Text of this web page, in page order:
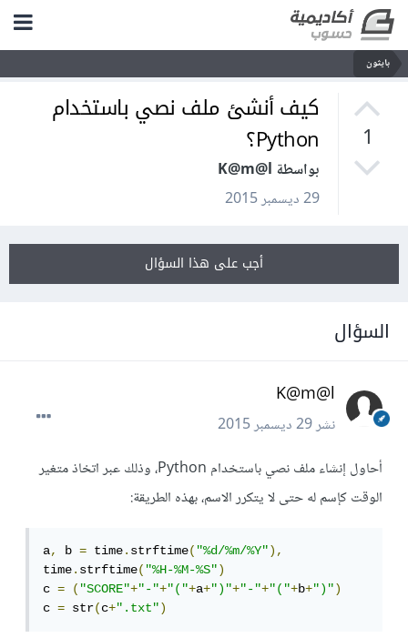
بايثون
1
كيف أنشئ ملف نصي باستخدام
Python؟
بواسطة K@m@l
29 ديسمبر 2015
أجب على هذا السؤال
السؤال
K@m@l
نشر29 ديسمبر 2015
أحاول إنشاء ملف نصي باستخدام Python، وذلك عبر اتخاذ متغير
الوقت كإسم له حتى لا يتكرر الاسم، بهذه الطريقة:
a, b = time.strftime("%d/%m/%Y"),
time.strftime("%H-%M-%S")
c = ("SCORE"+"-"+"("+a+")"+"-"+"("+b+")")
c = str(c+".txt")